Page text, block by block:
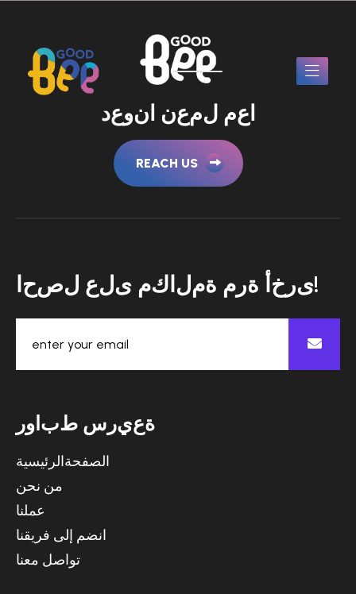
دعونا نعمل معا
REACH US
حصل على مك لمة م رة أ خ رى!
رو بط س ريعة
الصفحةالرئيسية
من نحن
عملنا
انضم إلى فريقنا
تواصل معنا